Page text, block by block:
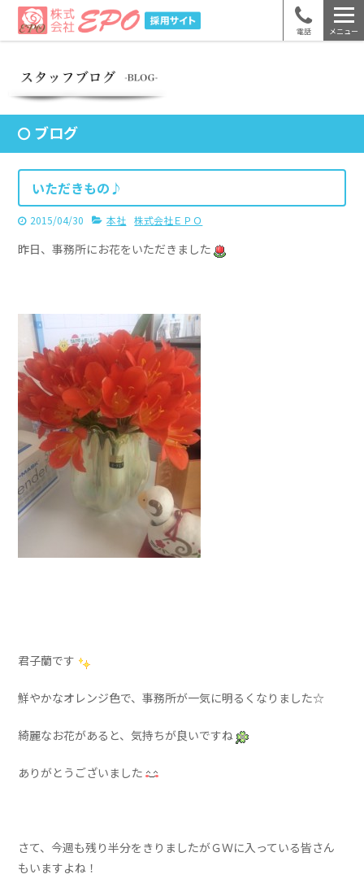
電話 メニュー
ブログ
いただきもの♪
2015/04/30 本社 株式会社ＥＰＯ
昨日、事務所にお花をいただきました
君子蘭です
鮮やかなオレンジ色で、事務所が一気に明るくなりました☆
綺麗なお花があると、気持ちが良いですね
ありがとうございました
さて、今週も残り半分をきりましたがＧＷに入っている皆さん
もいますよね！